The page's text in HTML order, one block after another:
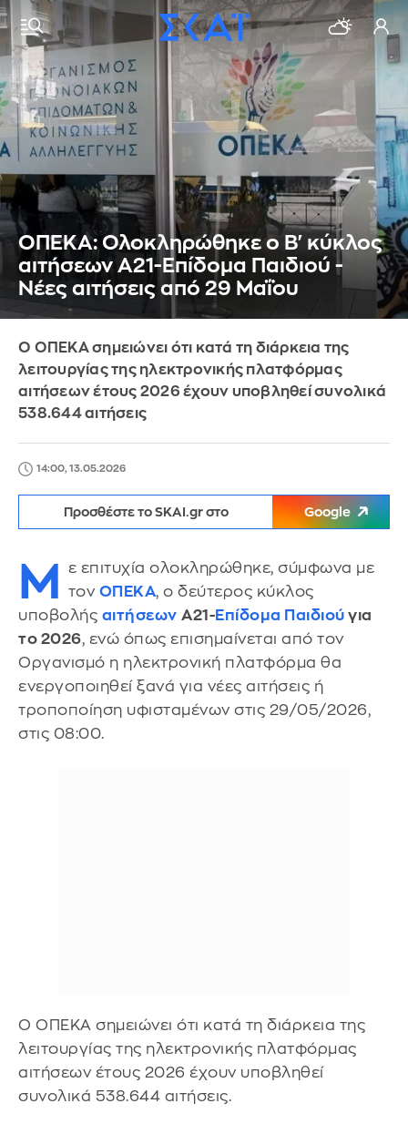
ΟΠΕΚΑ: Ολοκληρώθηκε ο Β' κύκλος
αιτήσεων Α21-Επίδομα Παιδιού -
Νέες αιτήσεις από 29 Μαΐου
Ο ΟΠΕΚΑ σημειώνει ότι κατά τη διάρκεια της
λειτουργίας της ηλεκτρονικής πλατφόρμας
αιτήσεων έτους 2026 έχουν υποβληθεί συνολικά
538.644 αιτήσεις
14:00, 13.05.2026
Προσθέστε το SKAI.gr στο Google
Μ
ε επιτυχία ολοκληρώθηκε, σύμφωνα με
τον ΟΠΕΚΑ, ο δεύτερος κύκλος
υποβολής αιτήσεων Α21-Επίδομα Παιδιού για
το 2026, ενώ όπως επισημαίνεται από τον
Οργανισμό η ηλεκτρονική πλατφόρμα θα
ενεργοποιηθεί ξανά για νέες αιτήσεις ή
τροποποίηση υφισταμένων στις 29/05/2026,
στις 08:00.
Ο ΟΠΕΚΑ σημειώνει ότι κατά τη διάρκεια της
λειτουργίας της ηλεκτρονικής πλατφόρμας
αιτήσεων έτους 2026 έχουν υποβληθεί
συνολικά 538.644 αιτήσεις.